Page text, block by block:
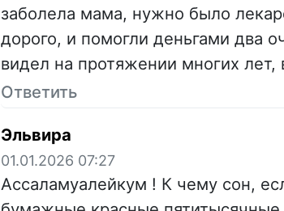
заболела мама, нужно было
дорого, и помогли деньгами два
видел на протяжении многих лет,
Ответить
Эльвира
01.01.2026 07:27
Ассаламуалейкум ! К чему сон,